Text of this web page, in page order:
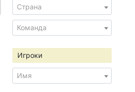
Страна
Команда
Игроки
Имя